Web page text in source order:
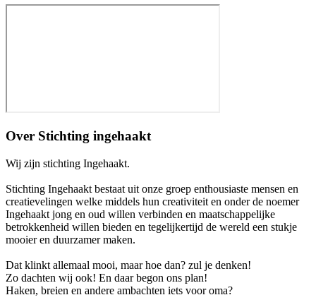
Over Stichting ingehaakt
Wij zijn stichting Ingehaakt.
Stichting Ingehaakt bestaat uit onze groep enthousiaste mensen en
creatievelingen welke middels hun creativiteit en onder de noemer
Ingehaakt jong en oud willen verbinden en maatschappelijke
betrokkenheid willen bieden en tegelijkertijd de wereld een stukje
mooier en duurzamer maken.
Dat klinkt allemaal mooi, maar hoe dan? zul je denken!
Zo dachten wij ook! En daar begon ons plan!
Haken, breien en andere ambachten iets voor oma?